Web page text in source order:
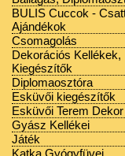
BULIS Cuccok -
Ajándékok
Csomagolás
Dekorációs Kellékek,
Kiegészítők
Diplomaosztóra
Esküvői kiegészítők
Esküvői Terem Dekor
Gyász Kellékei
Játék
Katka Gyógyfüvei